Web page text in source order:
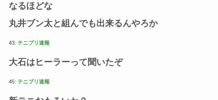
なるほどな
丸井ブン太と組んでも出来るんやろか
43: テニプリ速報
大石はヒーラーって聞いたぞ
45: テニプリ速報